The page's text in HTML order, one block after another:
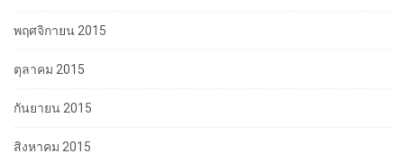
พฤศจิกายน 2015
ตุลาคม 2015
กันยายน 2015
สิงหาคม 2015